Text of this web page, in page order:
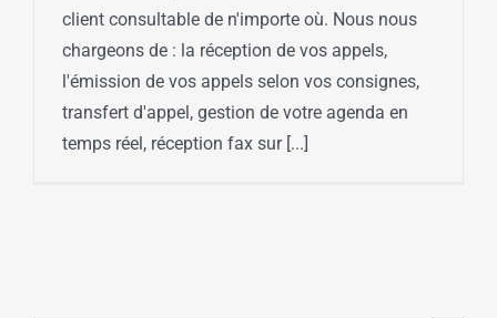
client consultable de n'importe où. Nous nous
chargeons de : la réception de vos appels,
l'émission de vos appels selon vos consignes,
transfert d'appel, gestion de votre agenda en
temps réel, réception fax sur [...]